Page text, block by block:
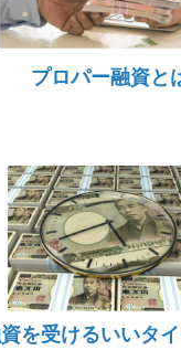
プロパー融資と
を受けるいいタ